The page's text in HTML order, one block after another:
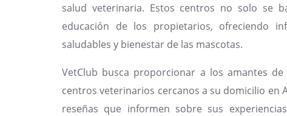
salud veterinaria. Estos centros no solo se
educación de los propietarios, ofreciendo
saludables y bienestar de las mascotas.
VetClub busca proporcionar a los amantes
centros veterinarios cercanos a su domicilio en
reseñas que informen sobre sus